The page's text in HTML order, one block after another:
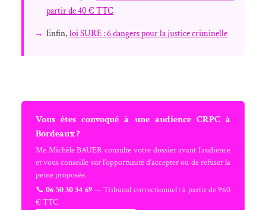
partir de 40 € TTC
→ Enfin, loi SURE : 6 dangers pour la justice criminelle
Vous êtes convoqué à une audience CRPC à
Bordeaux ?
Me Michèle BAUER consulte votre dossier avant l’audience
et vous conseille sur l’opportunité d’accepter ou de refuser la
peine proposée.
📞06 50 30 34 69— Tribunal correctionnel : à partir de 960
€ TTC